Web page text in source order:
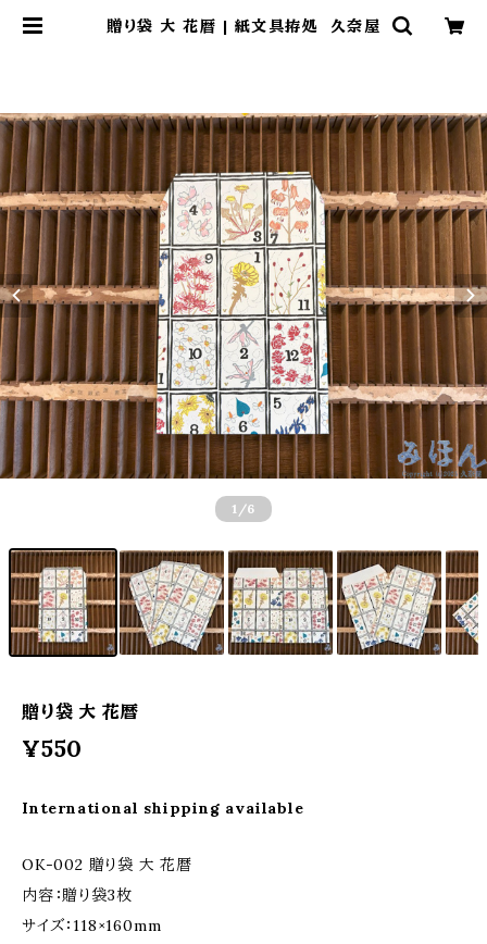
贈り袋 大 花暦 | 紙文具拵処 久奈屋
1 /6
贈り袋 大 花暦
¥550
International shipping available
OK-002 贈り袋 大 花暦
内容：贈り袋3枚
サイズ：118×160mm